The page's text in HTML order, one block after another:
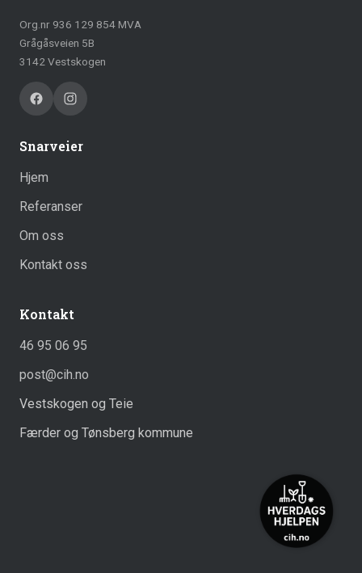
Org.nr 936 129 854 MVA
Grågåsveien 5B
3142 Vestskogen
Snarveier
Hjem
Referanser
Om oss
Kontakt oss
Kontakt
46 95 06 95
post@cih.no
Vestskogen og Teie
Færder og Tønsberg kommune